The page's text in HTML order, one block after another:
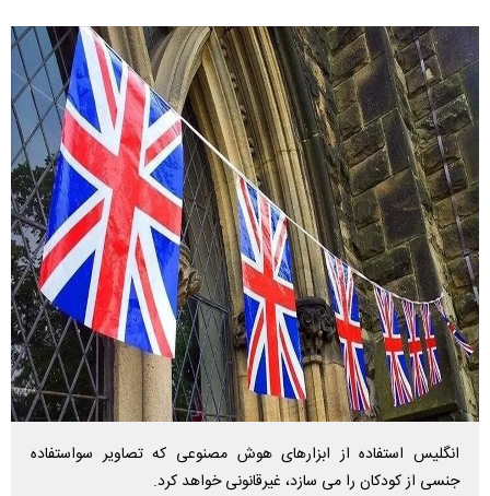
انگلیس استفاده از ابزارهای هوش مصنوعی که تصاویر سواستفاده
جنسی از کودکان را می سازد، غیرقانونی خواهد کرد.